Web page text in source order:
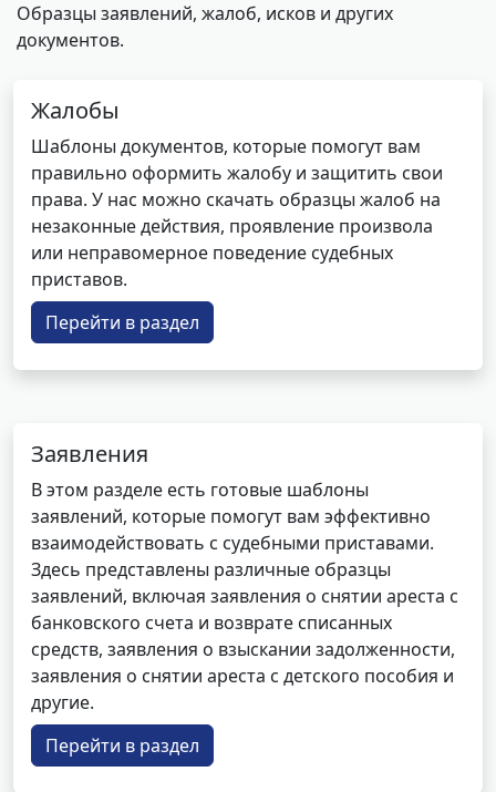
Образцы заявлений, жалоб, исков и других
документов.
Жалобы
Шаблоны документов, которые помогут вам
правильно оформить жалобу и защитить свои
права. У нас можно скачать образцы жалоб на
незаконные действия, проявление произвола
или неправомерное поведение судебных
приставов.
Перейти в раздел
Заявления
В этом разделе есть готовые шаблоны
заявлений, которые помогут вам эффективно
взаимодействовать с судебными приставами.
Здесь представлены различные образцы
заявлений, включая заявления о снятии ареста с
банковского счета и возврате списанных
средств, заявления о взыскании задолженности,
заявления о снятии ареста с детского пособия и
другие.
Перейти в раздел